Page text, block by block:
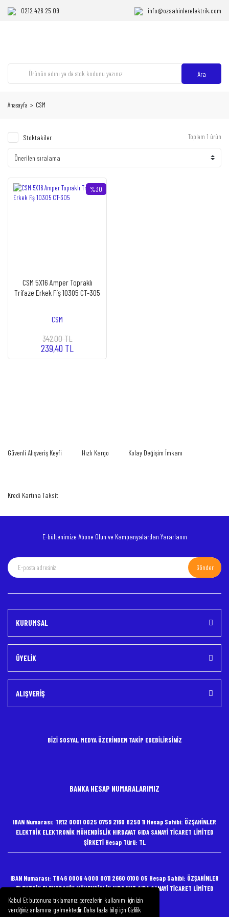
Kabul Et butonuna tıklamanız çerezlerin kullanımı için izin
verdiğiniz anlamına gelmektedir. Daha fazla bilgi için Gizlilik
0212 426 25 09 info@ozsahinlerelektrik.com
Ara
Anasayfa CSM
Stoktakiler Toplam 1 ürün
%30
CSM 5X16 Amper Topraklı
Trifaze Erkek Fiş 10305 CT-305
CSM
342,00 TL
239,40 TL
Güvenli Alışveriş Keyfi Hızlı Kargo Kolay Değişim İmkanı
Kredi Kartına Taksit
E-bültenimize Abone Olun ve Kampanyalardan Yararlanın
Gönder
KURUMSAL
ÜYELİK
ALIŞVERİŞ
BİZİ SOSYAL MEDYA ÜZERİNDEN TAKİP EDEBİLİRSİNİZ
BANKA HESAP NUMARALARIMIZ
IBAN Numarası: TR12 0001 0025 0759 2160 8250 11 Hesap Sahibi: ÖZŞAHİNLER
ELEKTRİK ELEKTRONİK MÜHENDİSLİK HIRDAVAT GIDA SANAYİ TİCARET LİMİTED
ŞİRKETİ Hesap Türü: TL
IBAN Numarası: TR46 0006 4000 0011 2660 0100 05 Hesap Sahibi: ÖZŞAHİNLER
ELEKTRİK ELEKTRONİK MÜHENDİSLİK HIRDAVAT GIDA SANAYİ TİCARET LİMİTED
ŞİRKETİ Hesap Türü: TL